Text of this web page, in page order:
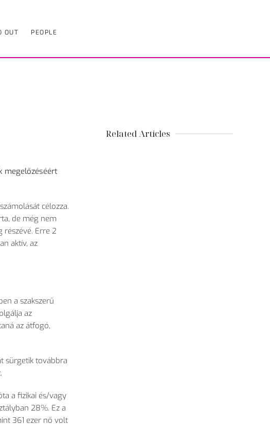
OUT PEOPLE
megelőzéséért
célozza.
de még nem
részévé. Erre 2
aktív, az
a szakszerű
az
az átfogó,
sürgetik továbbra
a fizikai és/vagy
28%. Ez a
361 ezer nő volt
Related Articles